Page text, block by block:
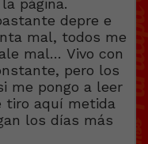
página.
depre e
mal, todos me
mal… Vivo con
pero los
me pongo a leer
tiro aquí metida
los días más